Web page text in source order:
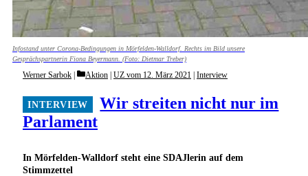
Infostand unter Corona-Bedingungen in Mörfelden-Walldorf. Rechts im Bild unsere
Gesprächspartnerin Fiona Beyermann. (Foto: Dietmar Treber)
In Mörfelden-Walldorf steht eine SDAJlerin auf dem
Stimmzettel
Wir streiten nicht nur im
Parlament
Werner Sarbok Categories
Aktion | UZ vom 12. März 2021 | Interview